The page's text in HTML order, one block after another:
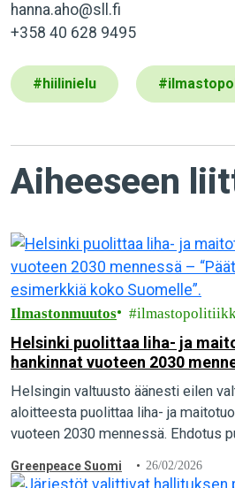
hanna.aho@sll.fi
+358 40 628 9495
#hiilinielu #
Aiheeseen
Ilmastonmuutos
Helsinki puolittaa liha- ja
hankinnat vuoteen 2030
näyttää esimerkkiä koko
Helsingin valtuusto äänesti eilen
aloitteesta puolittaa liha- ja
vuoteen 2030 mennessä. Ehdotus
vastaan. Greenpeace pitää
Greenpeace Suomi 26/02/2026